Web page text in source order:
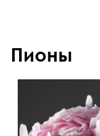
Пионы